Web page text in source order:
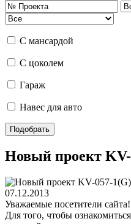
С мансардой
С цоколем
Гараж
Навес для авто
Новый проект
07.12.2013
Уважаемые посетители сайта!
Для того, чтобы